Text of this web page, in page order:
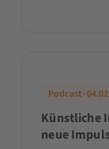
Podcast ·
Künstliche
neue